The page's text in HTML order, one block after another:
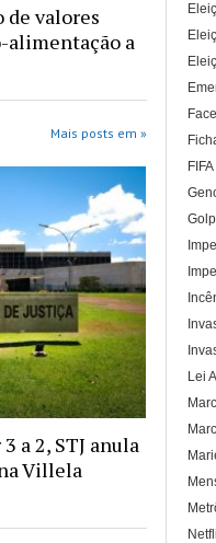
de valores
a
Mais posts em »
a 2, STJ anula
Villela
FIFA
Lei